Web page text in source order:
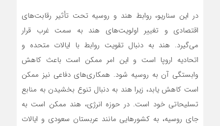
در این سناریو، روابط هند و روسیه تحت تأثیر رقابت‌های
اقتصادی و تغییر اولویت‌های هند به سمت غرب قرار
می‌گیرد. هند به دنبال تقویت روابط با ایالات متحده و
اتحادیه اروپا است و این امر ممکن است باعث کاهش
وابستگی آن به روسیه شود. همکاری‌های دفاعی نیز ممکن
است کاهش یابد، زیرا هند به دنبال تنوع بخشیدن به منابع
تسلیحاتی خود است. در حوزه انرژی، هند ممکن است به
جای روسیه، به کشورهایی مانند عربستان سعودی و ایالات